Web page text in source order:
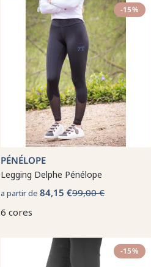
-15%
PÉNÉLOPE
Legging Delphe Pénélope
a partir de 84,15 €99,00 €
6 cores
-15%